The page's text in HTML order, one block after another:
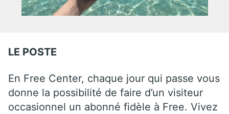
LE POSTE
En Free Center, chaque jour qui passe vous
donne la possibilité de faire d’un visiteur
occasionnel un abonné fidèle à Free. Vivez